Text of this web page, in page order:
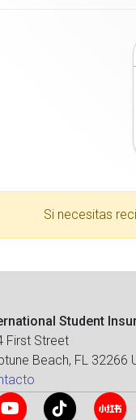
Si necesitas
Student
First Street
Beach, FL 32266